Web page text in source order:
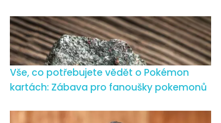
Vše, co potřebujete vědět o Pokémon
kartách: Zábava pro fanoušky pokemonů